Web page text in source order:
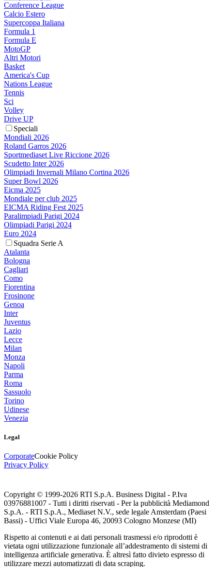
Conference League
Calcio Estero
Supercoppa Italiana
Formula 1
Formula E
MotoGP
Altri Motori
Basket
America's Cup
Nations League
Tennis
Sci
Volley
Drive UP
Speciali
Mondiali 2026
Roland Garros 2026
Sportmediaset Live Riccione 2026
Scudetto Inter 2026
Olimpiadi Invernali Milano Cortina 2026
Super Bowl 2026
Eicma 2025
Mondiale per club 2025
EICMA Riding Fest 2025
Paralimpiadi Parigi 2024
Olimpiadi Parigi 2024
Euro 2024
Squadra Serie A
Atalanta
Bologna
Cagliari
Como
Fiorentina
Frosinone
Genoa
Inter
Juventus
Lazio
Lecce
Milan
Monza
Napoli
Parma
Roma
Sassuolo
Torino
Udinese
Venezia
Legal
CorporateCookie Policy
Privacy Policy
Copyright © 1999-2026 RTI S.p.A. Business Digital - P.Iva
03976881007 - Tutti i diritti riservati - Per la pubblicità Mediamond
S.p.A. - RTI S.p.A., Mediaset N.V., sede legale Amsterdam (Paesi
Bassi) - Uffici Viale Europa 46, 20093 Cologno Monzese (MI)
Rispetto ai contenuti e ai dati personali trasmessi e/o riprodotti è
vietata ogni utilizzazione funzionale all’addestramento di sistemi di
intelligenza artificiale generativa. È altresì fatto divieto espresso di
utilizzare mezzi automatizzati di data scraping.